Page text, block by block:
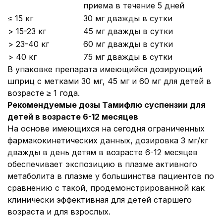
приема в течение 5 дней
≤ 15 кг
30 мг дважды в сутки
> 15-23 кг
45 мг дважды в сутки
> 23-40 кг
60 мг дважды в сутки
> 40 кг
75 мг дважды в сутки
В упаковке препарата имеющийся дозирующий
шприц с метками 30 мг, 45 мг и 60 мг для детей в
возрасте ≥ 1 года.
Рекомендуемые дозы Тамифлю суспензии для
детей в возрасте 6-12 месяцев
На основе имеющихся на сегодня ограниченных
фармакокинетических данных, дозировка 3 мг/кг
дважды в день детям в возрасте 6-12 месяцев
обеспечивает экспозицию в плазме активного
метаболита в плазме у большинства пациентов по
сравнению с такой, продемонстрированной как
клинически эффективная для детей старшего
возраста и для взрослых.